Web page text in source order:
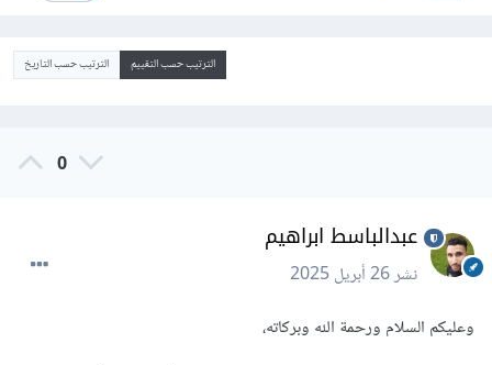
الترتيب حسب التقييم الترتيب حسب التاريخ
0
عبدالباسط ابراهيم
نشر26 أبريل 2025
وعليكم السلام ورحمة الله وبركاته،